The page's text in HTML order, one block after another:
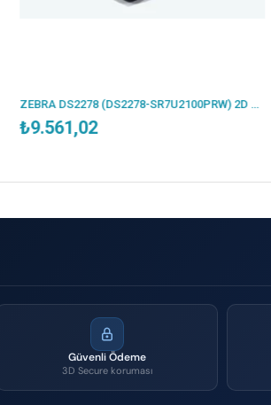
ZEBRA DS2278 (DS2278-SR7U2100PRW) 2D KABLOSUZ USB BARKOD OKUYUCU+ CRADLE
Güvenli Ödeme
3D Secure koruması